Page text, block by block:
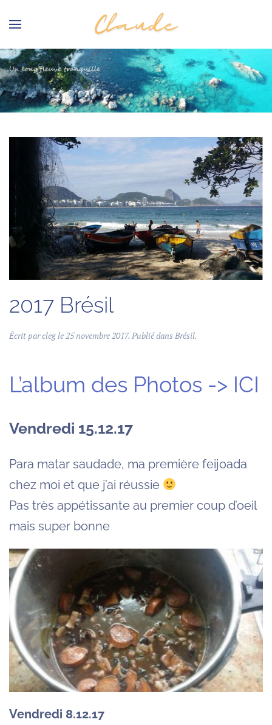
Skip to main content
.
2017 Brésil
Écrit parclegle25 novembre 2017. Publié dansBrésil.
L’album des Photos -> ICI
Vendredi 15.12.17
Para matar saudade, ma première feijoada
chez moi et que j’ai réussie
Pas très appétissante au premier coup d’oeil
mais super bonne
Vendredi 8.12.17